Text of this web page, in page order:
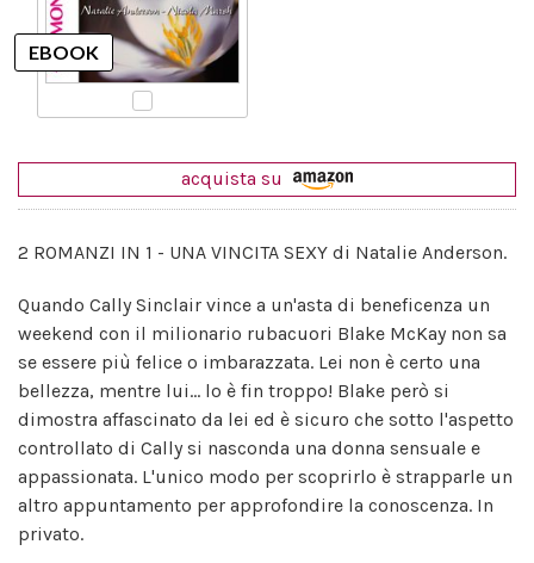
acquista su
2 ROMANZI IN 1 - UNA VINCITA SEXY di Natalie Anderson.
Quando Cally Sinclair vince a un'asta di beneficenza un
weekend con il milionario rubacuori Blake McKay non sa
se essere più felice o imbarazzata. Lei non è certo una
bellezza, mentre lui... lo è fin troppo! Blake però si
dimostra affascinato da lei ed è sicuro che sotto l'aspetto
controllato di Cally si nasconda una donna sensuale e
appassionata. L'unico modo per scoprirlo è strapparle un
altro appuntamento per approfondire la conoscenza. In
privato.